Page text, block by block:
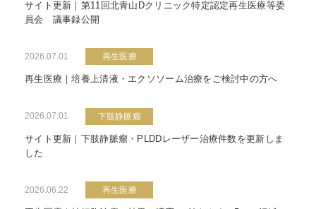
サイト更新｜第11回北青山Dクリニック特定認定再生医療等委
員会 議事録公開
2026.07.01 再生医療
再生医療｜培養上清液・エクソソーム治療をご検討中の方へ
2026.07.01 下肢静脈瘤
サイト更新｜下肢静脈瘤・PLDDレーザー治療件数を更新しま
した
2026.06.22 再生医療